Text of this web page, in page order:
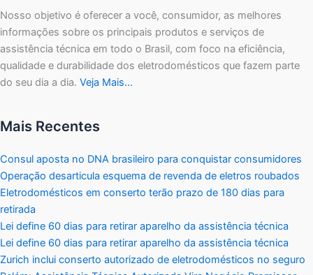
Nosso objetivo é oferecer a você, consumidor, as melhores
informações sobre os principais produtos e serviços de
assistência técnica em todo o Brasil, com foco na eficiência,
qualidade e durabilidade dos eletrodomésticos que fazem parte
do seu dia a dia. Veja Mais…
Mais Recentes
Consul aposta no DNA brasileiro para conquistar consumidores
Operação desarticula esquema de revenda de eletros roubados
Eletrodomésticos em conserto terão prazo de 180 dias para
retirada
Lei define 60 dias para retirar aparelho da assistência técnica
Lei define 60 dias para retirar aparelho da assistência técnica
Zurich inclui conserto autorizado de eletrodomésticos no seguro